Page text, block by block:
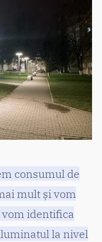
consumul de
mult și vom
identifica
la nivel